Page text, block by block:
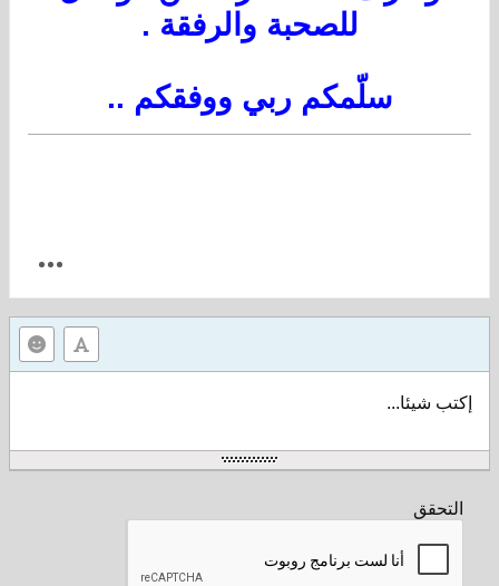
للصحبة والرفقة .
سلّمكم ربي ووفقكم ..
إكتب شيئا...
التحقق